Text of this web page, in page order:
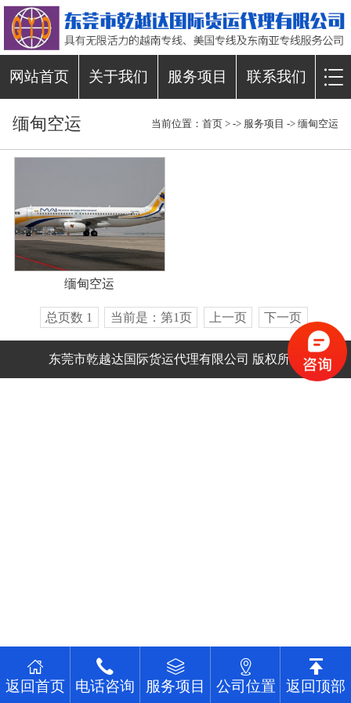
网站首页 关于我们 服务项目 联系我们
缅甸空运 当前位置： 首页 > -> 服务项目 -> 缅甸空运
缅甸空运
总页数 1 当前是：第1页 上一页 下一页
东莞市乾越达国际货运代理有限公司 版权所有
返回首页 电话咨询 服务项目 公司位置 返回顶部